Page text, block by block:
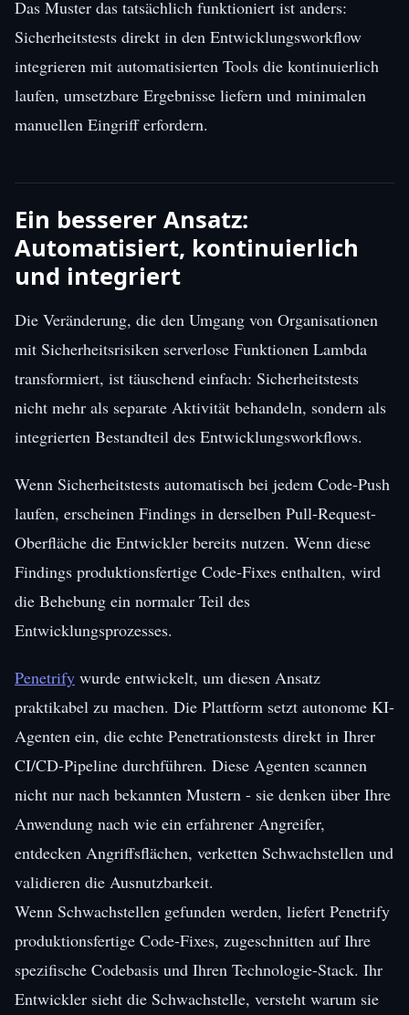
Das Muster das tatsächlich funktioniert ist anders:
Sicherheitstests direkt in den Entwicklungsworkflow
integrieren mit automatisierten Tools die kontinuierlich
laufen, umsetzbare Ergebnisse liefern und minimalen
manuellen Eingriff erfordern.
Ein besserer Ansatz:
Automatisiert, kontinuierlich
und integriert
Die Veränderung, die den Umgang von Organisationen
mit Sicherheitsrisiken serverlose Funktionen Lambda
transformiert, ist täuschend einfach: Sicherheitstests
nicht mehr als separate Aktivität behandeln, sondern als
integrierten Bestandteil des Entwicklungsworkflows.
Wenn Sicherheitstests automatisch bei jedem Code-Push
laufen, erscheinen Findings in derselben Pull-Request-
Oberfläche die Entwickler bereits nutzen. Wenn diese
Findings produktionsfertige Code-Fixes enthalten, wird
die Behebung ein normaler Teil des
Entwicklungsprozesses.
Penetrify wurde entwickelt, um diesen Ansatz
praktikabel zu machen. Die Plattform setzt autonome KI-
Agenten ein, die echte Penetrationstests direkt in Ihrer
CI/CD-Pipeline durchführen. Diese Agenten scannen
nicht nur nach bekannten Mustern - sie denken über Ihre
Anwendung nach wie ein erfahrener Angreifer,
entdecken Angriffsflächen, verketten Schwachstellen und
validieren die Ausnutzbarkeit.
Wenn Schwachstellen gefunden werden, liefert Penetrify
produktionsfertige Code-Fixes, zugeschnitten auf Ihre
spezifische Codebasis und Ihren Technologie-Stack. Ihr
Entwickler sieht die Schwachstelle, versteht warum sie